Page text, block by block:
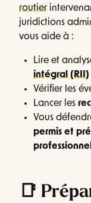
routier
juridictions
vous aide à :
Lire et
intégral (RII)
Vérifier les
Lancer les
Vous
permis et
📑